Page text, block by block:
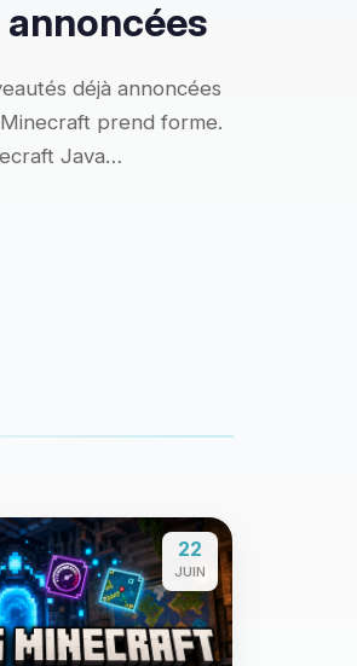
déjà annoncées
prend forme.
Java…
22
JUIN